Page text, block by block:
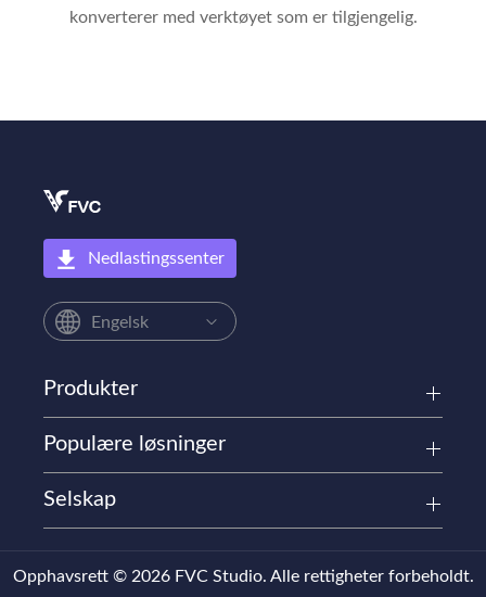
konverterer med verktøyet som er tilgjengelig.
Nedlastingssenter
Engelsk
Produkter
Populære løsninger
Selskap
Opphavsrett © 2026 FVC Studio. Alle rettigheter forbeholdt.